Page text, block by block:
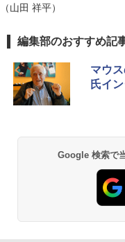
5
メ
ン
￥
￥
ラ
￥
by
富
ウ
ッ
【
ET
￥
薬
ン
￥
ク
エ
（山田 祥平）
編集部のおすすめ記
マウ
氏イ
Google 検索で